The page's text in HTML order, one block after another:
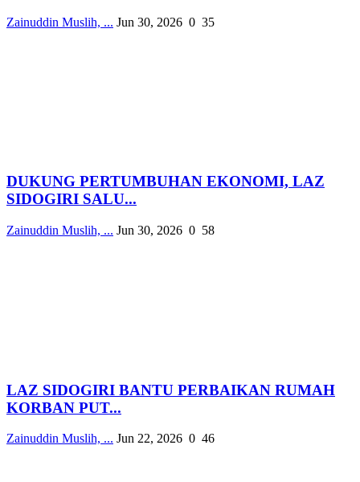
Zainuddin Muslih, ... Jun 30, 2026 0 35
DUKUNG PERTUMBUHAN EKONOMI, LAZ
SIDOGIRI SALU...
Zainuddin Muslih, ... Jun 30, 2026 0 58
LAZ SIDOGIRI BANTU PERBAIKAN RUMAH
KORBAN PUT...
Zainuddin Muslih, ... Jun 22, 2026 0 46